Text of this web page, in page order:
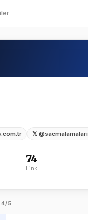
𝕏
74
Link
4/5